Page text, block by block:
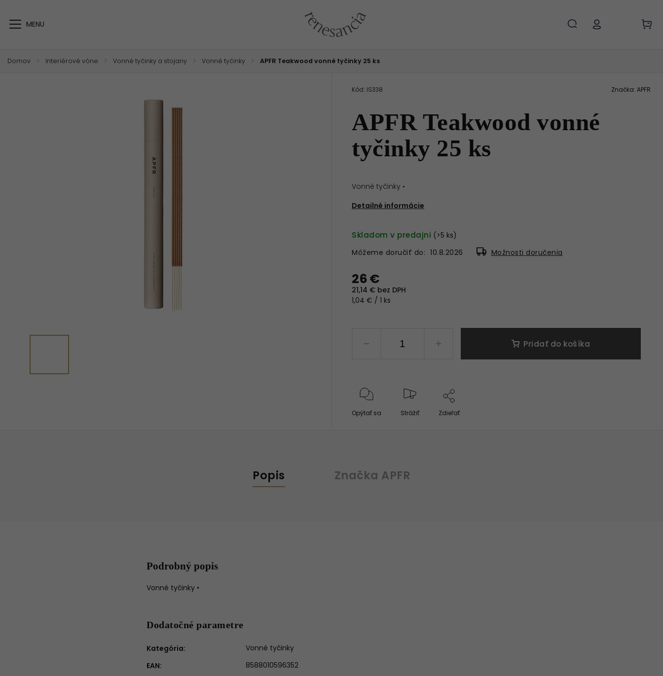
Domov / Interiérové vône / Vonné tyčinky a stojany / Vonné tyčinky / APFR Teakwood vonné tyčinky 25 ks
APFR Teakwood vonné
tyčinky 25 ks
Kód: IS338
Vonné tyčinky •
Detailné informácie
Značka: APFR
26 €
21,14 € bez DPH
1,04 € / 1 ks
Skladom v predajni (>5 ks)
Môžeme doručiť do: 10.8.2026 Možnosti doručenia
Pridať do košíka
Opýtať sa Strážiť Zdieľať
Popis Značka APFR
Podrobný popis
Vonné tyčinky •
Dodatočné parametre
Kategória:
Vonné tyčinky
EAN:
8588010596352